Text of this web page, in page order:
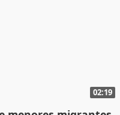
02:19